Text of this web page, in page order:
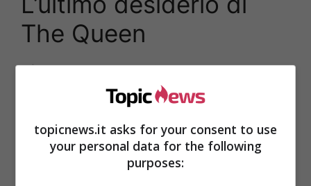
The Queen
C’è una cosa che laReginavorrebbe realizzare
prima della sua morte: vedere i suoi pronipoti,
Harry e Meghan, Archie e Lilli
secondogenita che porta persino il suo nome).
topicnews.it asks for your consent to use
your personal data for the following
purposes: